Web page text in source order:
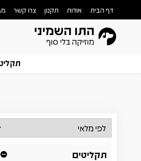
דף הבית אודות תקנון צרו קשר
תקליטים